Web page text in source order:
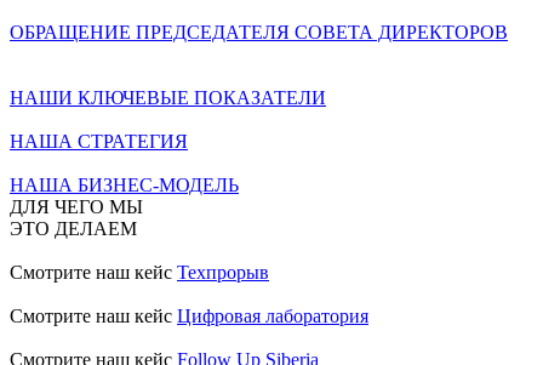
ОБРАЩЕНИЕ ПРЕДСЕДАТЕЛЯ СОВЕТА ДИРЕКТОРОВ
НАШИ КЛЮЧЕВЫЕ ПОКАЗАТЕЛИ
НАША СТРАТЕГИЯ
НАША БИЗНЕС-МОДЕЛЬ
ДЛЯ ЧЕГО МЫ
ЭТО ДЕЛАЕМ
Смотрите наш кейс Техпрорыв
Смотрите наш кейс Цифровая лаборатория
Смотрите наш кейс Follow Up Siberia